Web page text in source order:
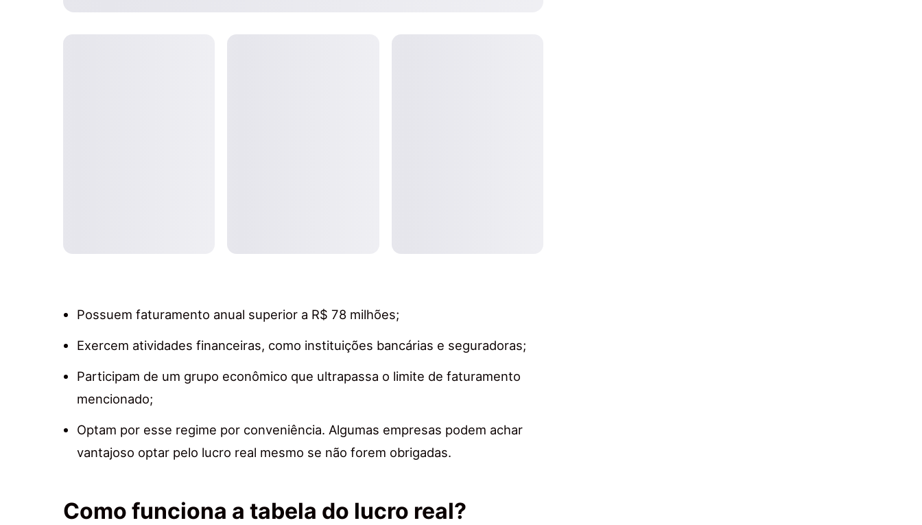
Possuem faturamento anual superior a R$ 78 milhões;
Exercem atividades financeiras, como instituições bancárias e seguradoras;
Participam de um grupo econômico que ultrapassa o limite de faturamento
mencionado;
Optam por esse regime por conveniência. Algumas empresas podem achar
vantajoso optar pelo lucro real mesmo se não forem obrigadas.
Como funciona a tabela do lucro real?